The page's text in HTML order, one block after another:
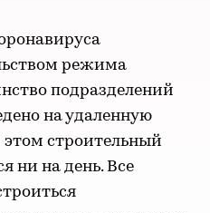
режима
подразделений
на удаленную
этом строительный
ни на день. Все